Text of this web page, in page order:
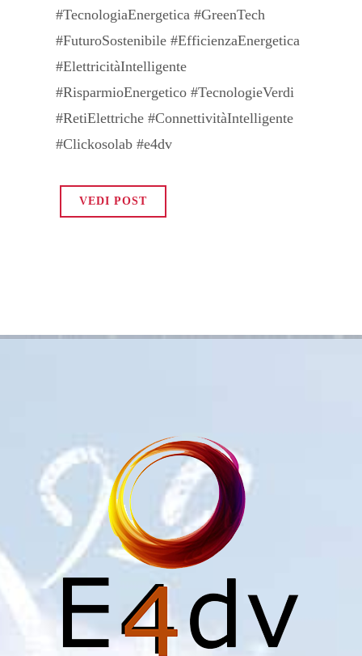
#TecnologiaEnergetica #GreenTech
#FuturoSostenibile #EfficienzaEnergetica
#ElettricitàIntelligente
#RisparmioEnergetico #TecnologieVerdi
#RetiElettriche #ConnettivitàIntelligente
#Clickosolab #e4dv
VEDI POST